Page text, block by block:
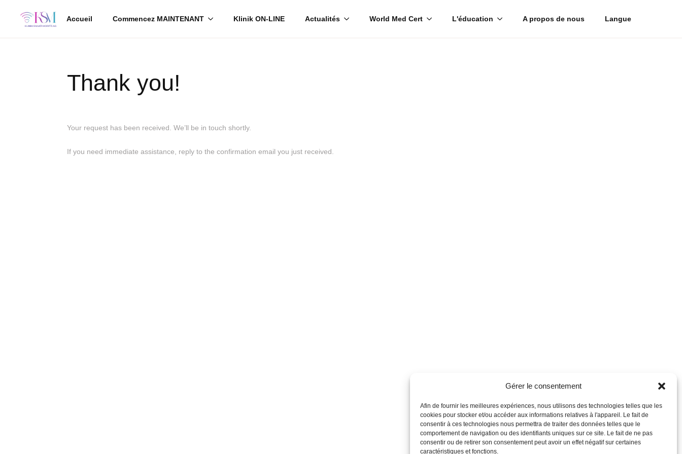
Gérer le consentement
Afin de fournir les meilleures expériences, nous utilisons des technologies telles que les
cookies pour stocker et/ou accéder aux informations relatives à l'appareil. Le fait de
consentir à ces technologies nous permettra de traiter des données telles que le
comportement de navigation ou des identifiants uniques sur ce site. Le fait de ne pas
consentir ou de retirer son consentement peut avoir un effet négatif sur certaines
caractéristiques et fonctions.
Accueil Commencez MAINTENANT Klinik ON-LINE Actualités World Med Cert L'éducation A propos de nous Langue
Thank you!
Your request has been received. We’ll be in touch shortly.
If you need immediate assistance, reply to the confirmation email you just received.